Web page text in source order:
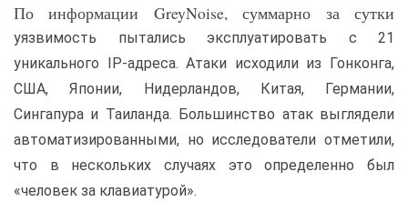
По информации GreyNoise, суммарно за сутки
уязвимость пытались эксплуатировать с 21
уникального IP-адреса. Атаки исходили из Гонконга,
США, Японии, Нидерландов, Китая, Германии,
Сингапура и Таиланда. Большинство атак выглядели
автоматизированными, но исследователи отметили,
что в нескольких случаях это определенно был
«человек за клавиатурой».